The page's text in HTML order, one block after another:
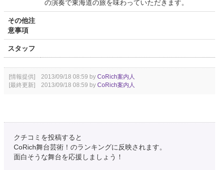
の演奏で東海道の旅を味わっていただきます。
その他注
意事項
スタッフ
[情報提供] 2013/09/18 08:59 by CoRich案内人
[最終更新] 2013/09/18 08:59 by CoRich案内人
クチコミを投稿すると
CoRich舞台芸術！のランキングに反映されます。
面白そうな舞台を応援しましょう！